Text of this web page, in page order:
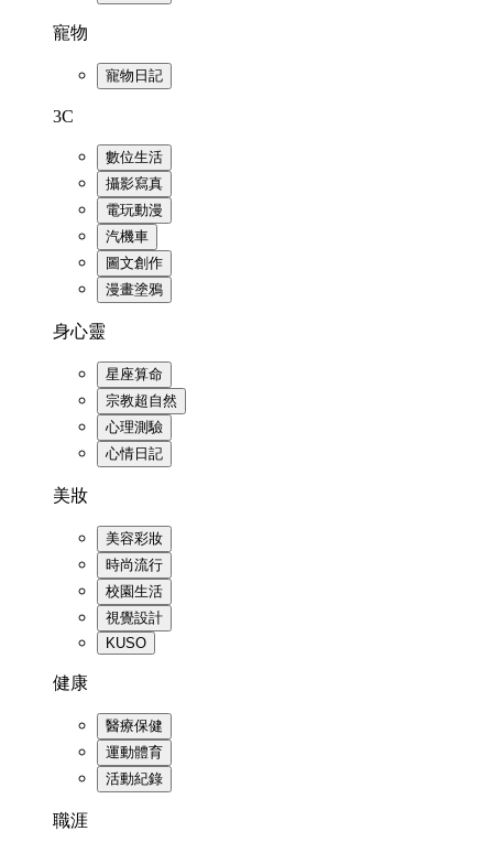
寵物
寵物日記
3C
數位生活
攝影寫真
電玩動漫
汽機車
圖文創作
漫畫塗鴉
身心靈
星座算命
宗教超自然
心理測驗
心情日記
美妝
美容彩妝
時尚流行
校園生活
視覺設計
KUSO
健康
醫療保健
運動體育
活動紀錄
職涯